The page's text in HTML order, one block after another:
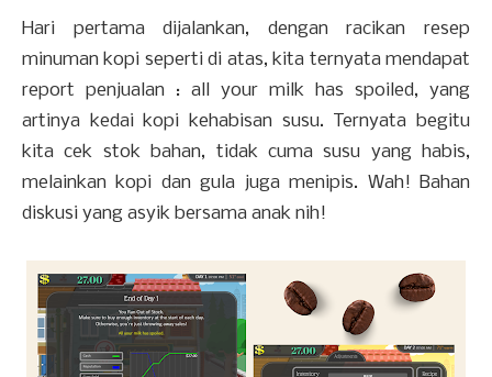
Hari pertama dijalankan, dengan racikan resep
minuman kopi seperti di atas, kita ternyata mendapat
report penjualan : all your milk has spoiled, yang
artinya kedai kopi kehabisan susu. Ternyata begitu
kita cek stok bahan, tidak cuma susu yang habis,
melainkan kopi dan gula juga menipis. Wah! Bahan
diskusi yang asyik bersama anak nih!